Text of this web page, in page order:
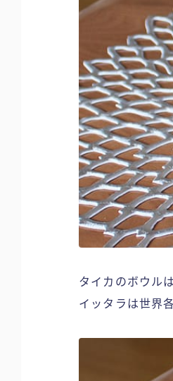
タイカのボウル
イッタラは世界